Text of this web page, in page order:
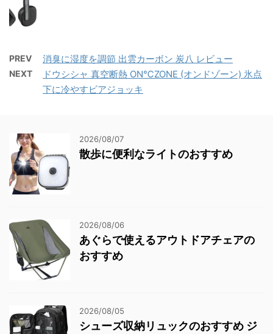
PREV 消臭に湿度を調節 出雲カーボン 炭八 レビュー
NEXT
ドウシシャ 真空断熱 ON℃ZONE (オンドゾーン) 氷点
下に冷やすビアジョッキ
2026/08/07
散歩に便利なライトのおすすめ
2026/08/06
あぐらで使えるアウトドアチェアの
おすすめ
2026/08/05
シューズ収納リュックのおすすめ ジ